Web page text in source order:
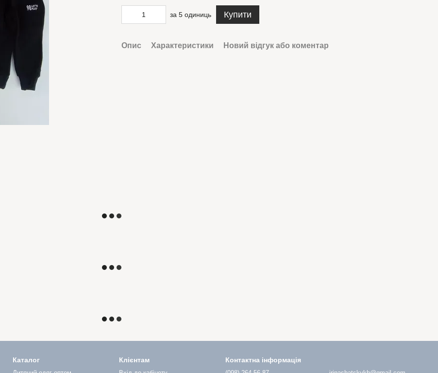
за 5 одиниць Купити
Опис Характеристики Новий відгук або коментар
Каталог Клієнтам Контактна інформація